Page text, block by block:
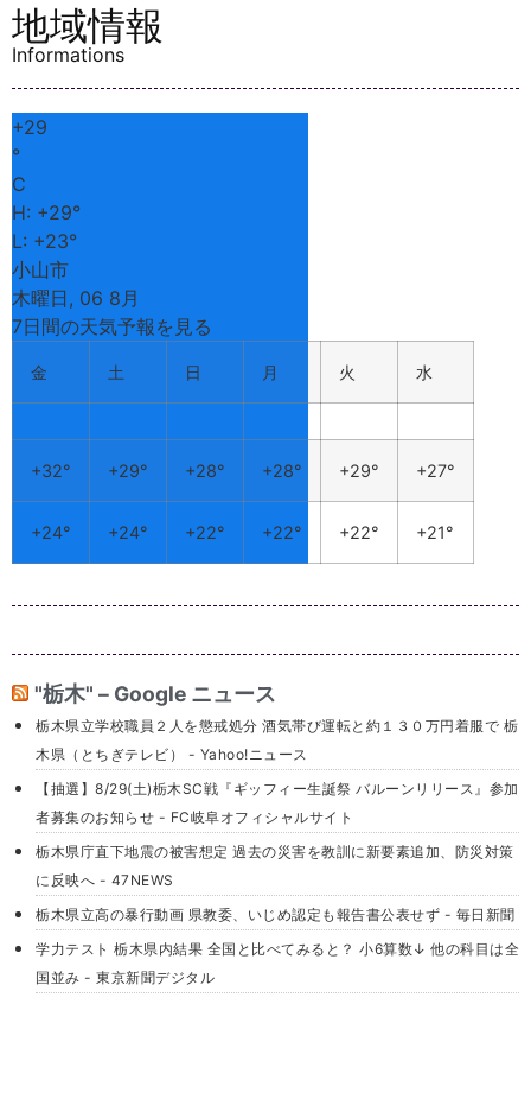
地域情報
Informations
+29
°
C
H: +29°
L: +23°
小山市
木曜日, 06 8月
7日間の天気予報を見る
金 土 日 月 火 水
+32° +29° +28° +28° +29° +27°
+24° +24° +22° +22° +22° +21°
"栃木" – Google ニュース
栃木県立学校職員２人を懲戒処分 酒気帯び運転と約１３０万円着服で 栃
木県（とちぎテレビ） - Yahoo!ニュース
【抽選】8/29(土)栃木SC戦『ギッフィー生誕祭 バルーンリリース』参加
者募集のお知らせ - FC岐阜オフィシャルサイト
栃木県庁直下地震の被害想定 過去の災害を教訓に新要素追加、防災対策
に反映へ - 47NEWS
栃木県立高の暴行動画 県教委、いじめ認定も報告書公表せず - 毎日新聞
学力テスト 栃木県内結果 全国と比べてみると？ 小6算数↓ 他の科目は全
国並み - 東京新聞デジタル